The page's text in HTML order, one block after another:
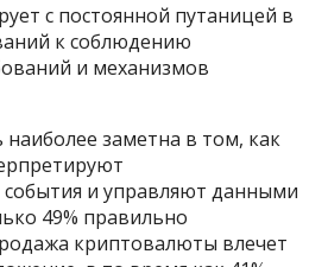
с постоянной путаницей в
к соблюдению
и механизмов
заметна в том, как
события и управляют данными
49% правильно
криптовалюты влечет